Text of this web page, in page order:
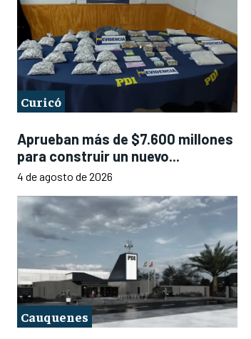
Curicó
Aprueban más de $7.600 millones
para construir un nuevo...
4 de agosto de 2026
Cauquenes